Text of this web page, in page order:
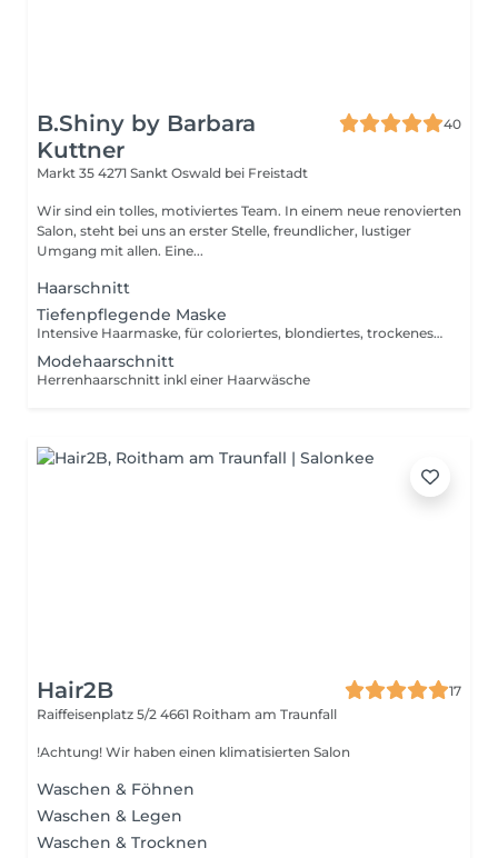
B.Shiny by Barbara
Kuttner
40
Markt 35 4271 Sankt Oswald bei Freistadt
Wir sind ein tolles, motiviertes Team. In einem neue renovierten
Salon, steht bei uns an erster Stelle, freundlicher, lustiger
Umgang mit allen. Eine...
Haarschnitt
Tiefenpflegende Maske
Intensive Haarmaske, für coloriertes, blondiertes, trockenes , sprödes Haar
Modehaarschnitt
Herrenhaarschnitt inkl einer Haarwäsche
Hair2B
17
Raiffeisenplatz 5/2 4661 Roitham am Traunfall
!Achtung! Wir haben einen klimatisierten Salon
Waschen & Föhnen
Waschen & Legen
Waschen & Trocknen